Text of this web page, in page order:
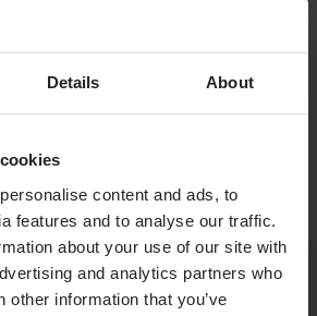
Details About
content and ads, to
features and to analyse our traffic.
about your use of our site with
and analytics partners who
other information that you’ve